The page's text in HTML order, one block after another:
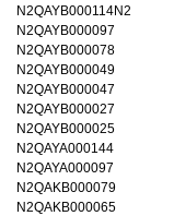
N2QAYB000114N2
N2QAYB000097
N2QAYB000078
N2QAYB000049
N2QAYB000047
N2QAYB000027
N2QAYB000025
N2QAYA000144
N2QAYA000097
N2QAKB000079
N2QAKB000065